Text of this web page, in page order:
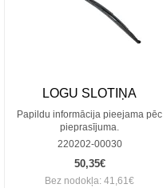
LOGU SLOTIŅA
Papildu informācija pieejama pēc
pieprasījuma.
220202-00030
50,35€
Bez nodokļa: 41,61€